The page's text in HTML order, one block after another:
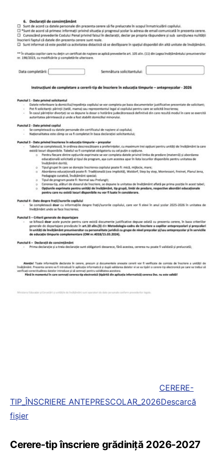
CERERE-
TIP_ÎNSCRIERE ANTEPRESCOLAR_2026Descarcă
fișier
Cerere-tip înscriere grădiniță 2026-2027